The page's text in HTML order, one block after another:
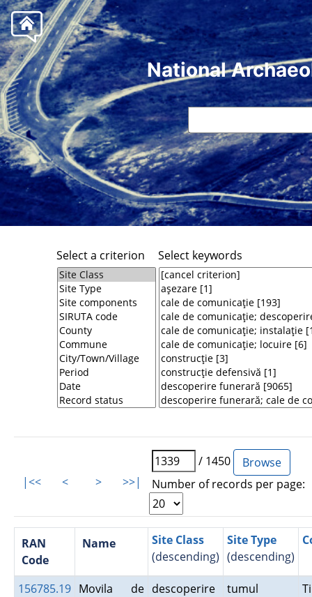
National
Select a criterion Select keywords
|<< < > >>|
/ 1450
Number of records per page:
RAN
Code
Name
Site Class
(descending)
Site Type
(descending)
156785.19 Movila de descoperire
tumul